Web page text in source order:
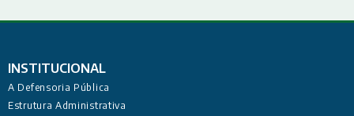
INSTITUCIONAL
A Defensoria Pública
Estrutura Administrativa